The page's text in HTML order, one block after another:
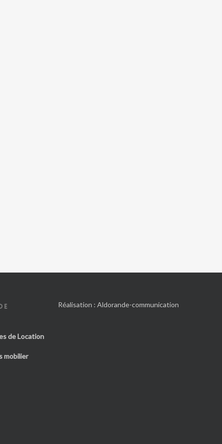
de Location
mobilier
Réalisation :Aldorande-communication